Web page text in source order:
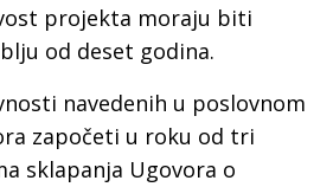
projekta moraju biti
od deset godina.
navedenih u poslovnom
započeti u roku od tri
sklapanja Ugovora o